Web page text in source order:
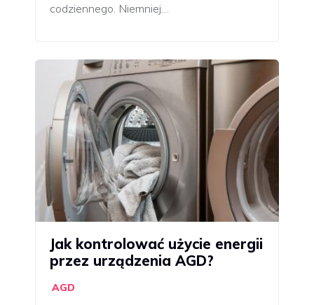
codziennego. Niemniej…
Jak kontrolować użycie energii
przez urządzenia AGD?
AGD